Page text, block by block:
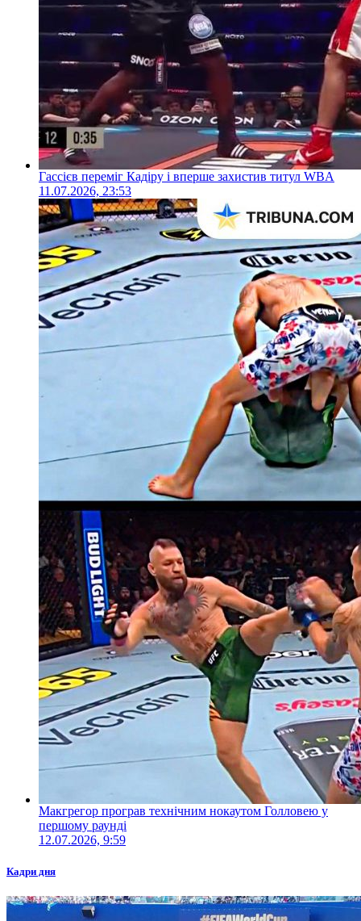
Гассієв переміг Кадіру і вперше захистив титул WBA
11.07.2026, 23:53
Макгрегор програв технічним нокаутом Голловею у
першому раунді
12.07.2026, 9:59
Кадри дня